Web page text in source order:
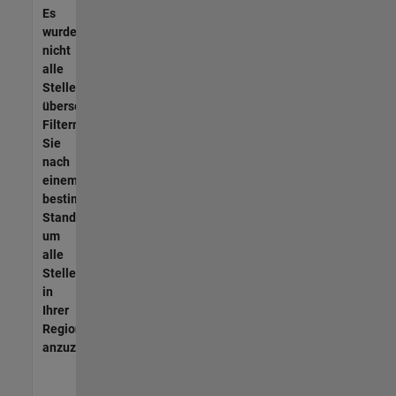
Es
wurden
nicht
alle
Stellen
übersetzt.
Filtern
Sie
nach
einem
bestimmten
Standort,
um
alle
Stellenangebote
in
Ihrer
Region
anzuzeigen.